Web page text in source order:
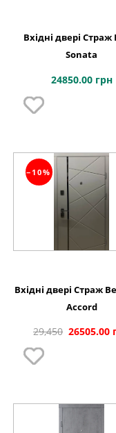
Вхідні двері Страж
Sonata
24850.00 грн
−10%
Вхідні двері Страж
Accord
29,450 26505.00